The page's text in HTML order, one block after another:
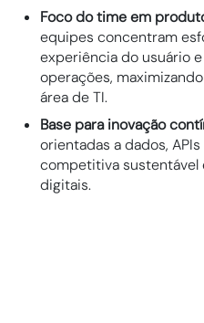
Foco do time em
equipes concentram
experiência do usuário
operações,
área de TI.
Base para inovação
orientadas a dados,
competitiva sustentável
digitais.